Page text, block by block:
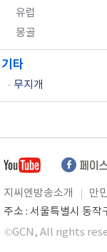
유럽
몽골
기타
- 무지개
지씨엔방송소개 만
주소 : 서울특별시 동
©GCN, All rights